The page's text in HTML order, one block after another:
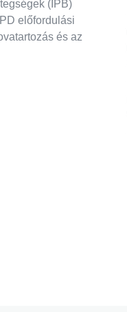
(IPB)
előfordulási
és az